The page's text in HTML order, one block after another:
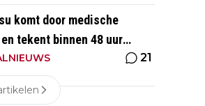
komt door medische
tekent binnen 48 uur
nieuwe club'
21